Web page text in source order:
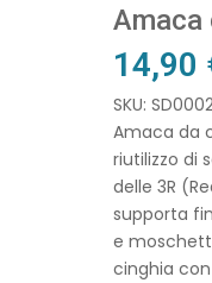
Amaca
14,90
SKU:
Amaca da
riutilizzo di
delle 3R
supporta
e
cinghia